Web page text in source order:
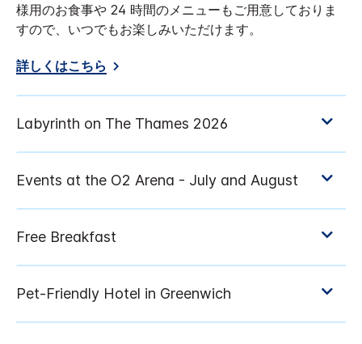
様用のお食事や 24 時間のメニューもご用意しておりま
すので、いつでもお楽しみいただけます。
詳しくはこちら